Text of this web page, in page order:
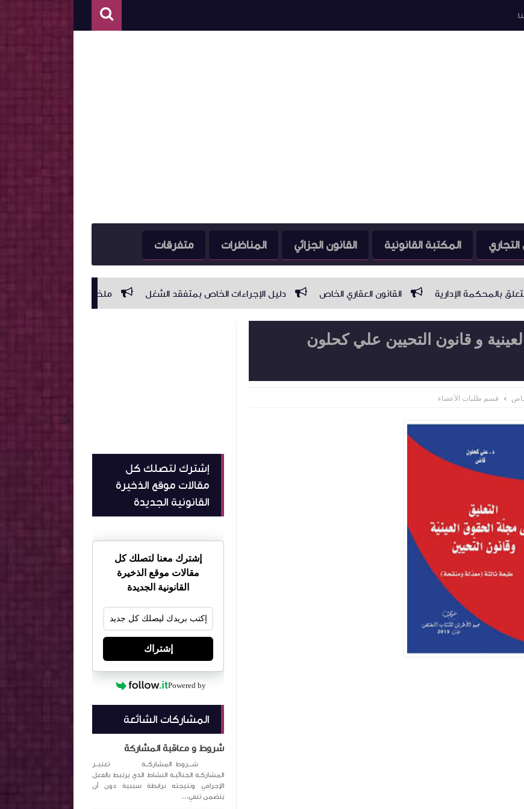
التجاري المكتبة القانونية القانون الجزائي المناظرات متفرقات
القانون العقاري الخاص دليل الإجراءات الخاص بمتفقد الشغل ملخص الٱجال القانونية
و قانون التحيين علي كحلون
قسم طلبات الأعضاء
إشترك لتصلك كل
مقالات موقع الذخيرة
القانونية الجديدة
إشترك معنا لتصلك كل
مقالات موقع الذخيرة
القانونية الجديدة
إشتراك
Powered by
المشاركات الشائعة
شروط و معاقبة المشاركة
شـــروط المشاركــة تعتبــر
المشاركـة الجنائيـة النشاط الذي يرتبط بالفعل
الإجرامي ونتيجته برابطة سببية دون أن
يتضمن تنفي...